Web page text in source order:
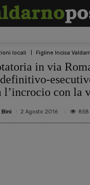
locali Figline Incisa
in via
l’incrocio con la
Bini 2 Agosto 2016 858